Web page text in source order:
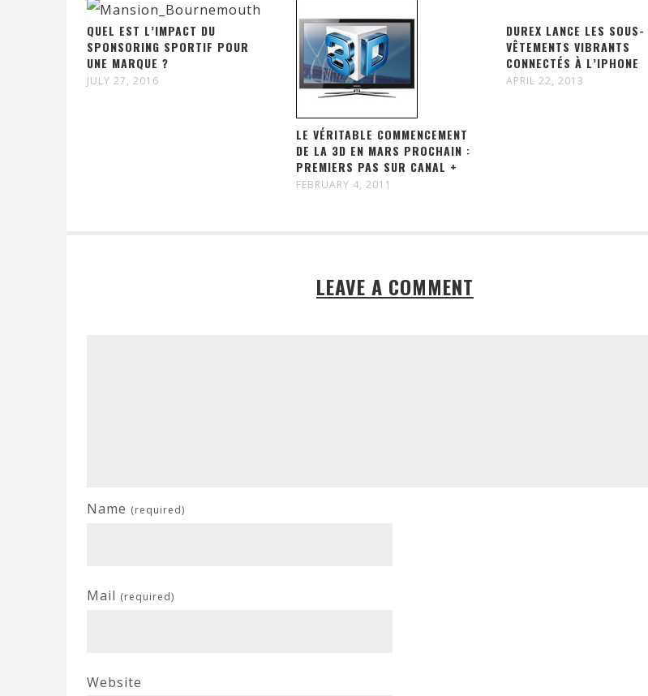
QUEL EST L’IMPACT DU
SPONSORING SPORTIF POUR
UNE MARQUE ?
JULY 27, 2016
LE VÉRITABLE COMMENCEMENT
DE LA 3D EN MARS PROCHAIN :
PREMIERS PAS SUR CANAL +
FEBRUARY 4, 2011
DUREX LANCE LES SOUS-
VÊTEMENTS VIBRANTS
CONNECTÉS À L’IPHONE
APRIL 22, 2013
LEAVE A COMMENT
Name (required)
Mail (required)
Website